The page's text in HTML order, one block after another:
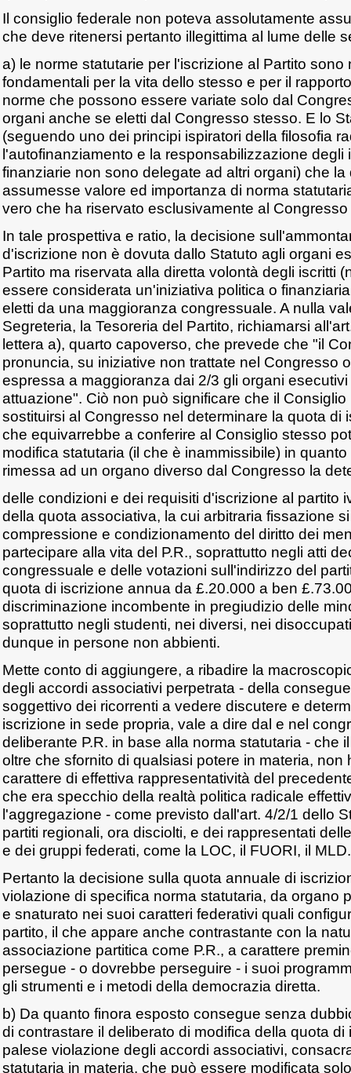
Il consiglio federale non poteva assolutamente
che deve ritenersi pertanto illegittima al lume delle
a) le norme statutarie per l'iscrizione al Partito sono
fondamentali per la vita dello stesso e per il
norme che possono essere variate solo dal
organi anche se eletti dal Congresso stesso. E lo
(seguendo uno dei principi ispiratori della filosofia
l'autofinanziamento e la responsabilizzazione degli
finanziarie non sono delegate ad altri organi) che
assumesse valore ed importanza di norma
vero che ha riservato esclusivamente al
In tale prospettiva e ratio, la decisione
d'iscrizione non è dovuta dallo Statuto agli organi
Partito ma riservata alla diretta volontà degli iscritti
essere considerata un'iniziativa politica o
eletti da una maggioranza congressuale. A nulla
Segreteria, la Tesoreria del Partito, richiamarsi
lettera a), quarto capoverso, che prevede che "il
pronuncia, su iniziative non trattate nel Congresso
espressa a maggioranza dai 2/3 gli organi
attuazione". Ciò non può significare che il
sostituirsi al Congresso nel determinare la quota di
che equivarrebbe a conferire al Consiglio stesso
modifica statutaria (il che è inammissibile) in
rimessa ad un organo diverso dal Congresso la
delle condizioni e dei requisiti d'iscrizione al partito
della quota associativa, la cui arbitraria fissazione
compressione e condizionamento del diritto dei
partecipare alla vita del P.R., soprattutto negli atti
congressuale e delle votazioni sull'indirizzo del
quota di iscrizione annua da £.20.000 a ben
discriminazione incombente in pregiudizio delle
soprattutto negli studenti, nei diversi, nei
dunque in persone non abbienti.
Mette conto di aggiungere, a ribadire la
degli accordi associativi perpetrata - della
soggettivo dei ricorrenti a vedere discutere e
iscrizione in sede propria, vale a dire dal e nel
deliberante P.R. in base alla norma statutaria - che
oltre che sfornito di qualsiasi potere in materia, non
carattere di effettiva rappresentatività del
che era specchio della realtà politica radicale
l'aggregazione - come previsto dall'art. 4/2/1 dello
partiti regionali, ora disciolti, e dei rappresentati
e dei gruppi federati, come la LOC, il FUORI, il MLD.
Pertanto la decisione sulla quota annuale di
violazione di specifica norma statutaria, da organo
e snaturato nei suoi caratteri federativi quali
partito, il che appare anche contrastante con la
associazione partitica come P.R., a carattere
persegue - o dovrebbe perseguire - i suoi
gli strumenti e i metodi della democrazia diretta.
b) Da quanto finora esposto consegue senza
di contrastare il deliberato di modifica della quota
palese violazione degli accordi associativi,
statutaria in materia, che può essere modificata